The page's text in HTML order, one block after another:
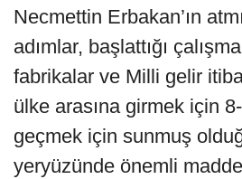
Necmettin Erbakan’ın
adımlar, başlattığı
fabrikalar ve Milli gelir
ülke arasına girmek için
geçmek için sunmuş
yeryüzünde önemli